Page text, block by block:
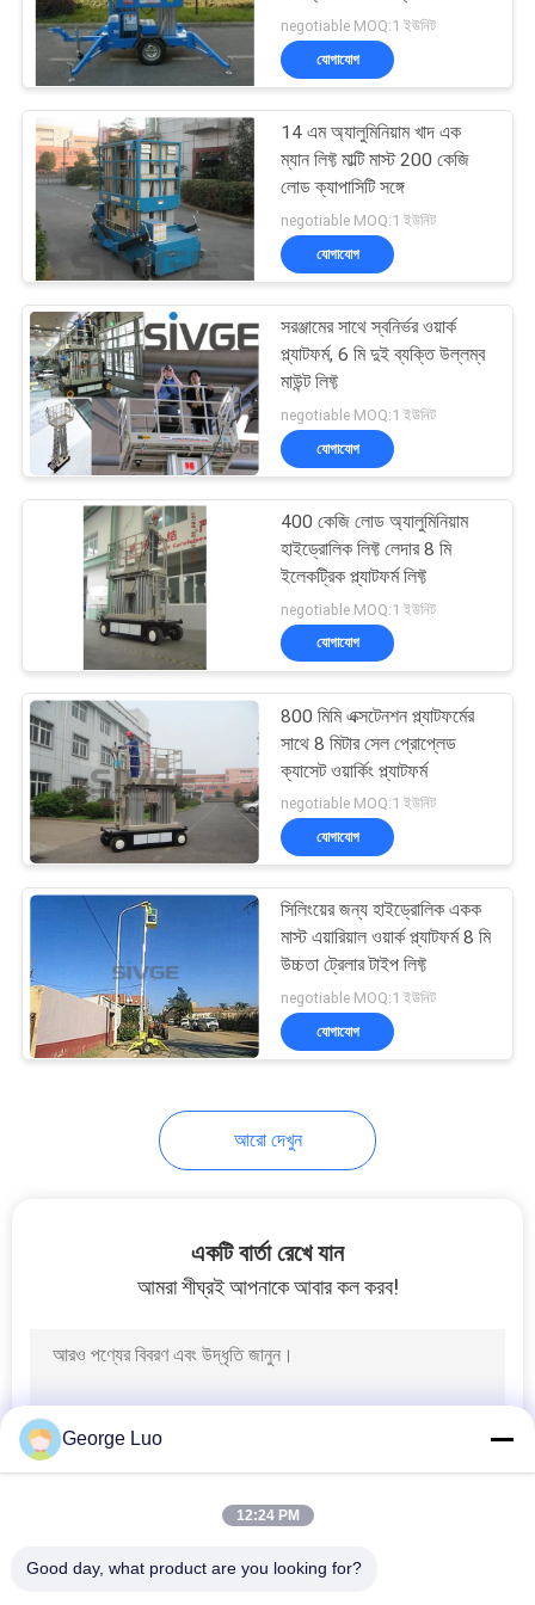
PRIVACY
POLICY
উল্লম্ব মাউন্ট লিফ্ট
41
স্বয়ং propelled
এয়ারিয়াল লিফ্ট
এক ম্যান লিফ্ট
একক মাউন্ট লিফ্ট
হাইড্রোলিক উত্তোলন
এয়ারিয়াল কাঁচি উত্তোলন
negotiable MOQ:1 ইউনিট
যোগাযোগ
14 এম অ্যালুমিনিয়াম খাদ এক
ম্যান লিফ্ট মাল্টি মাস্ট 200 কেজি
লোড ক্যাপাসিটি সঙ্গে
negotiable MOQ:1 ইউনিট
যোগাযোগ
সরঞ্জামের সাথে স্বনির্ভর ওয়ার্ক
প্ল্যাটফর্ম, 6 মি দুই ব্যক্তি উল্লম্ব
মাউন্ট লিফ্ট
negotiable MOQ:1 ইউনিট
যোগাযোগ
400 কেজি লোড অ্যালুমিনিয়াম
হাইড্রোলিক লিফ্ট লেদার 8 মি
ইলেকট্রিক প্ল্যাটফর্ম লিফ্ট
negotiable MOQ:1 ইউনিট
যোগাযোগ
800 মিমি এক্সটেনশন প্ল্যাটফর্মের
সাথে 8 মিটার সেল প্রোপ্লেড
ক্যাসেট ওয়ার্কিং প্ল্যাটফর্ম
negotiable MOQ:1 ইউনিট
যোগাযোগ
সিলিংয়ের জন্য হাইড্রোলিক একক
মাস্ট এয়ারিয়াল ওয়ার্ক প্ল্যাটফর্ম 8 মি
উচ্চতা ট্রেলার টাইপ লিফ্ট
negotiable MOQ:1 ইউনিট
যোগাযোগ
আরো দেখুন
একটি বার্তা রেখে যান
আমরা শীঘ্রই আপনাকে আবার কল করব!
George Luo
12:24 PM
Good day, what product are you looking for?